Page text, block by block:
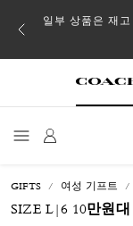
일부 상품은 재
GIFTS 여성 기프트
SIZE L|6 10만원대